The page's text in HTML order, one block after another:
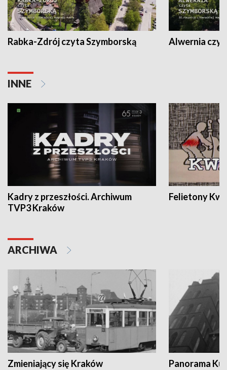
Rabka-Zdrój czyta Szymborską Alwernia
INNE
Kadry z przeszłości. Archiwum
TVP3 Kraków
Felietony
ARCHIWA
Zmieniający się Kraków Panorama